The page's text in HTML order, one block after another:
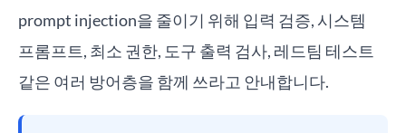
prompt injection을 줄이기 위해 입력 검증, 시스템
프롬프트, 최소 권한, 도구 출력 검사, 레드팀 테스트
같은 여러 방어층을 함께 쓰라고 안내합니다.